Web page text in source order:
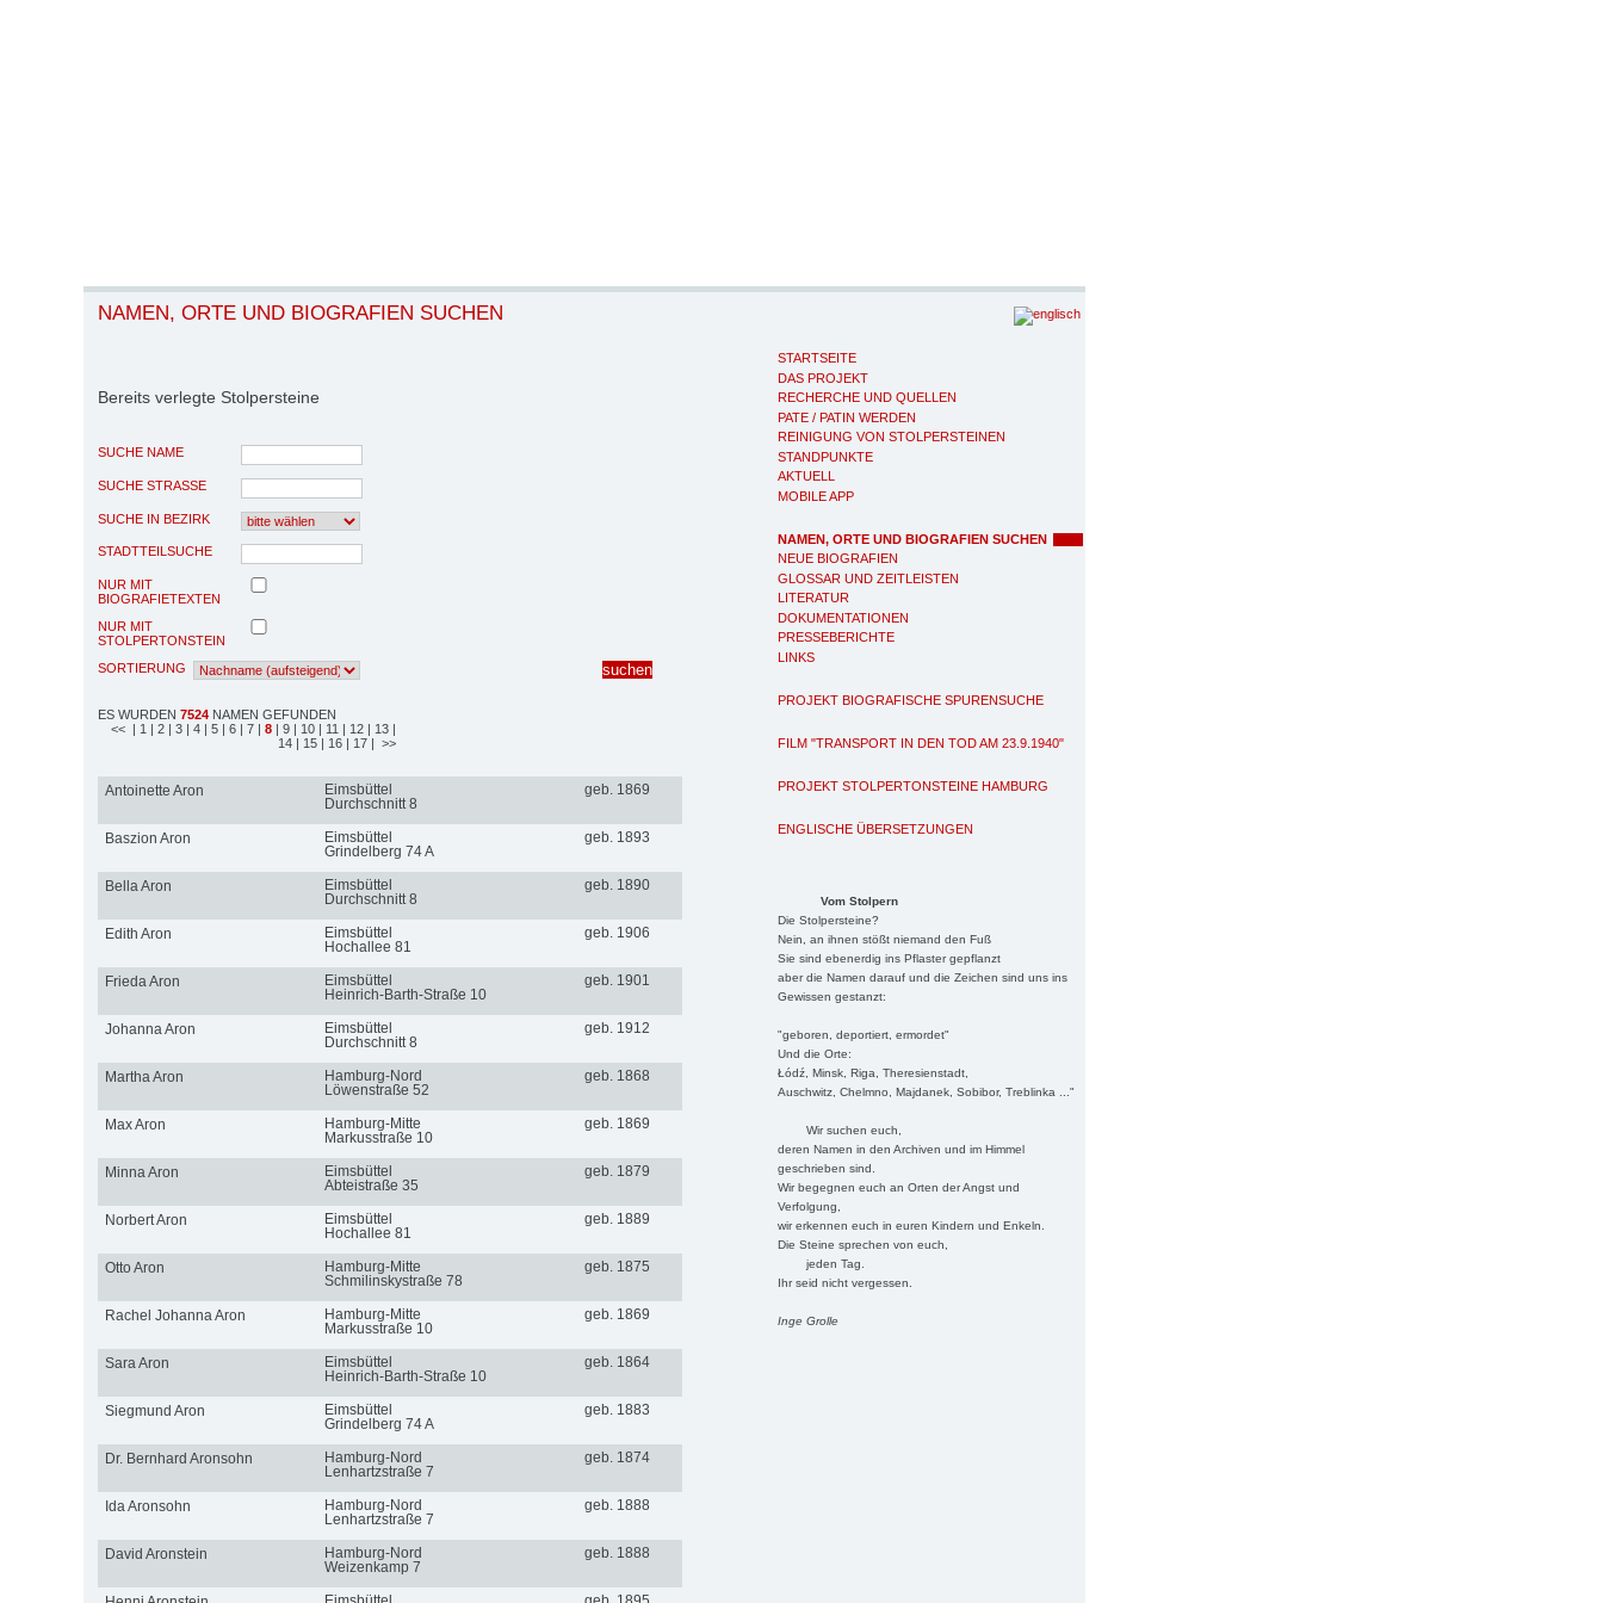
STARTSEITE
DAS PROJEKT
RECHERCHE UND QUELLEN
PATE / PATIN WERDEN
REINIGUNG VON STOLPERSTEINEN
STANDPUNKTE
AKTUELL
MOBILE APP
NAMEN, ORTE UND BIOGRAFIEN SUCHEN
NEUE BIOGRAFIEN
GLOSSAR UND ZEITLEISTEN
LITERATUR
DOKUMENTATIONEN
PRESSEBERICHTE
LINKS
PROJEKT BIOGRAFISCHE SPURENSUCHE
FILM "TRANSPORT IN DEN TOD AM 23.9.1940"
PROJEKT STOLPERTONSTEINE HAMBURG
ENGLISCHE ÜBERSETZUNGEN
Vom Stolpern
Die Stolpersteine?
Nein, an ihnen stößt niemand den Fuß
Sie sind ebenerdig ins Pflaster gepflanzt
aber die Namen darauf und die Zeichen sind uns ins
Gewissen gestanzt:
"geboren, deportiert, ermordet"
Und die Orte:
Łódź, Minsk, Riga, Theresienstadt,
Auschwitz, Chelmno, Majdanek, Sobibor, Treblinka ..."
Wir suchen euch,
deren Namen in den Archiven und im Himmel
geschrieben sind.
Wir begegnen euch an Orten der Angst und
Verfolgung,
wir erkennen euch in euren Kindern und Enkeln.
Die Steine sprechen von euch,
jeden Tag.
Ihr seid nicht vergessen.
Inge Grolle
NAMEN, ORTE UND BIOGRAFIEN SUCHEN
Bereits verlegte Stolpersteine
SUCHE NAME
SUCHE STRASSE
SUCHE IN BEZIRK
STADTTEILSUCHE
NUR MIT
BIOGRAFIETEXTEN
NUR MIT
STOLPERTONSTEIN
SORTIERUNG
ES WURDEN 7524 NAMEN GEFUNDEN
<< | 1 | 2 | 3 | 4 | 5 | 6 | 7 | 8 | 9 | 10 | 11 | 12 | 13 |
14 | 15 | 16 | 17 | >>
Antoinette Aron
Eimsbüttel
Durchschnitt 8
geb. 1869
Baszion Aron
Eimsbüttel
Grindelberg 74 A
geb. 1893
Bella Aron
Eimsbüttel
Durchschnitt 8
geb. 1890
Edith Aron
Eimsbüttel
Hochallee 81
geb. 1906
Frieda Aron
Eimsbüttel
Heinrich-Barth-Straße 10
geb. 1901
Johanna Aron
Eimsbüttel
Durchschnitt 8
geb. 1912
Martha Aron
Hamburg-Nord
Löwenstraße 52
geb. 1868
Max Aron
Hamburg-Mitte
Markusstraße 10
geb. 1869
Minna Aron
Eimsbüttel
Abteistraße 35
geb. 1879
Norbert Aron
Eimsbüttel
Hochallee 81
geb. 1889
Otto Aron
Hamburg-Mitte
Schmilinskystraße 78
geb. 1875
Rachel Johanna Aron
Hamburg-Mitte
Markusstraße 10
geb. 1869
Sara Aron
Eimsbüttel
Heinrich-Barth-Straße 10
geb. 1864
Siegmund Aron
Eimsbüttel
Grindelberg 74 A
geb. 1883
Dr. Bernhard Aronsohn
Hamburg-Nord
Lenhartzstraße 7
geb. 1874
Ida Aronsohn
Hamburg-Nord
Lenhartzstraße 7
geb. 1888
David Aronstein
Hamburg-Nord
Weizenkamp 7
geb. 1888